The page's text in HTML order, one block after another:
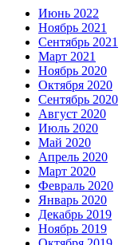
Июнь 2022
Ноябрь 2021
Сентябрь 2021
Март 2021
Ноябрь 2020
Октября 2020
Сентябрь 2020
Август 2020
Июль 2020
Май 2020
Апрель 2020
Март 2020
Февраль 2020
Январь 2020
Декабрь 2019
Ноябрь 2019